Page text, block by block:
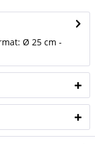
Ø 25 cm -